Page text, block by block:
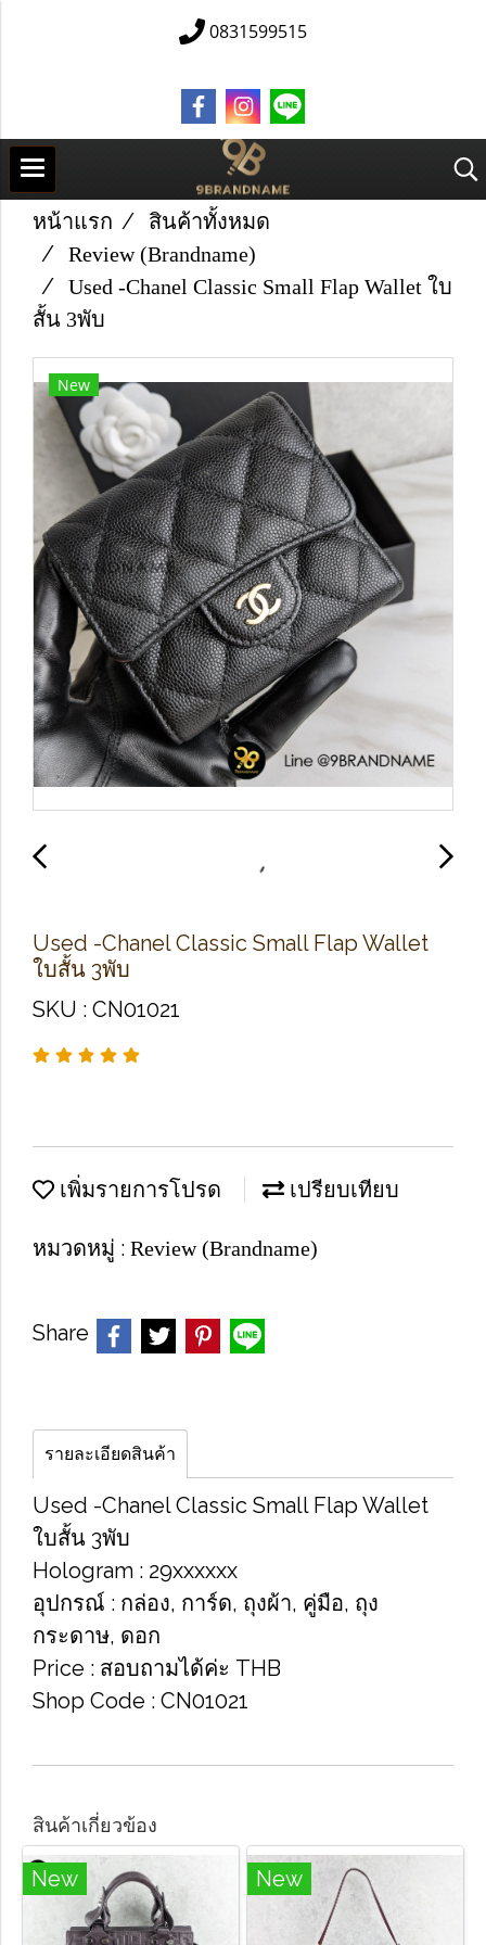
0831599515
หน้าแรก
สินค้าทั้งหมด
Review (Brandname)
Used​ -​Chanel Classic​ Small​ Flap​ Wallet​ ใบ
สั้น​ 3พับ
New
Used​ -​Chanel Classic​ Small​ Flap​ Wallet​
ใบสั้น​ 3พับ
SKU : CN01021
เพิ่มรายการโปรด เปรียบเทียบ
หมวดหมู่ : Review (Brandname)
Share
รายละเอียดสินค้า
Used​ -​Chanel Classic​ Small​ Flap​ Wallet​
ใบสั้น​ 3พับ
Hologram​ : 29xxxxx​x
อุปกรณ์​ : กล่อง, การ์ด, ถุง​ผ้า, คู่มือ, ถุง
กระดาษ​, ดอก
Price​ : สอบถา​มได้​ค่ะ​ THB
Shop Code​ : CN01021
สินค้าเกี่ยวข้อง
New New